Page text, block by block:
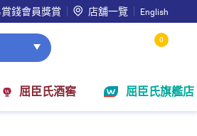
錢會員獎賞 店舖一覽 English
0
屈臣氏酒窖 屈臣氏旗艦店